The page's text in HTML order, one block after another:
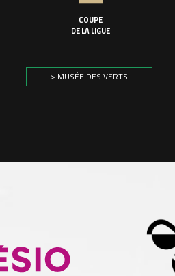
COUPE
DE LA LIGUE
> MUSÉE DES VERTS